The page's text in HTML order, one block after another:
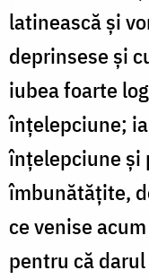
latinească și
deprinsese și
iubea foarte
înțelepciune;
înțelepciune și
îmbunătățite,
ce venise
pentru că